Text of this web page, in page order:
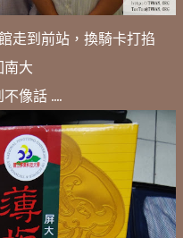
走到前站，換騎卡打掐
南大
像話 ....